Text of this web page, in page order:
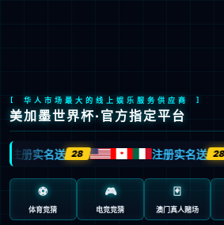
emc易倍文化
践行“通”的哲学，以人为本，诚信通达；
立天人合一之德，行大健康之道。
了解更多>